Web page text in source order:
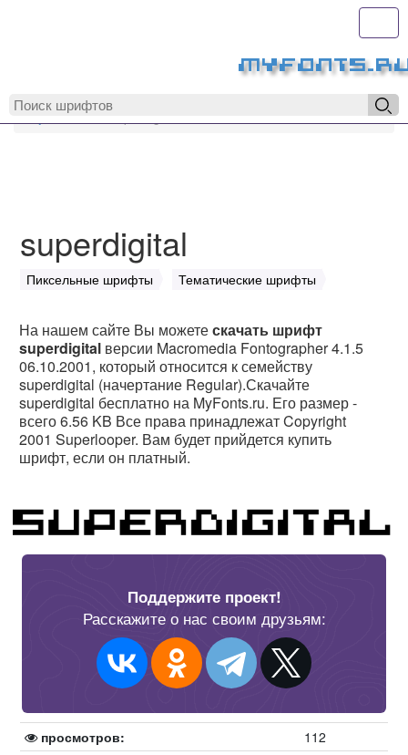
MyFonts.ru
superdigital
Пиксельные шрифты Тематические шрифты
На нашем сайте Вы можетескачать шрифт
superdigital версии Macromedia Fontographer 4.1.5
06.10.2001, который относится к семейству
superdigital (начертание Regular).Скачайте
superdigital бесплатно на MyFonts.ru. Его размер -
всего 6.56 KB Все права принадлежат Copyright
2001 Superlooper. Вам будет прийдется купить
шрифт, если он платный.
Поддержите проект!
Расскажите о нас своим друзьям:
просмотров:
112